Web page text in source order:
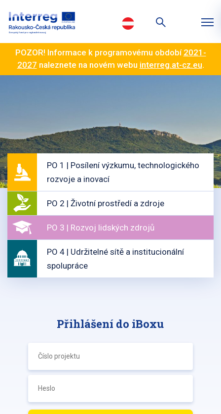
POZOR! Informace k programovému období 2021-
2027 naleznete na novém webu interreg.at-cz.eu.
PO 1 | Posílení výzkumu, technologického
rozvoje a inovací
PO 2 | Životní prostředí a zdroje
PO 3 | Rozvoj lidských zdrojů
PO 4 | Udržitelné sítě a institucionální
spolupráce
Přihlášení do iBoxu